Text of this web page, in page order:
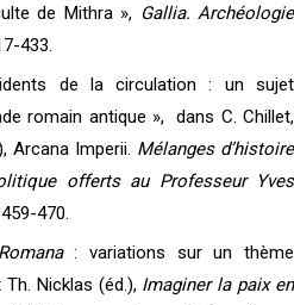
de Mithra », Gallia. Archéologie
433.
de la circulation : un sujet
romain antique », dans C. Chillet,
Arcana Imperii. Mélanges d’histoire
offerts au Professeur Yves
470.
: variations sur un thème
Nicklas (éd.), Imaginer la paix en